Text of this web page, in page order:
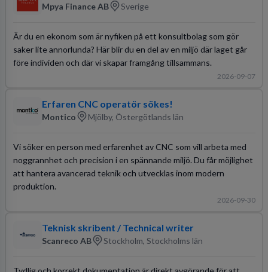
Mpya Finance AB Sverige
Är du en ekonom som är nyfiken på ett konsultbolag som gör
saker lite annorlunda? Här blir du en del av en miljö där laget går
före individen och där vi skapar framgång tillsammans.
2026-09-07
Erfaren CNC operatör sökes!
Montico Mjölby, Östergötlands län
Vi söker en person med erfarenhet av CNC som vill arbeta med
noggrannhet och precision i en spännande miljö. Du får möjlighet
att hantera avancerad teknik och utvecklas inom modern
produktion.
2026-09-30
Teknisk skribent / Technical writer
Scanreco AB Stockholm, Stockholms län